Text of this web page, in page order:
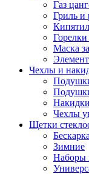
Газ
Гриль и
Маска
Чехлы и
Накидки
Чехлы
Щетки
Зимние
Наборы